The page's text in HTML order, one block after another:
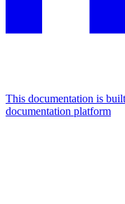
This documentation is
documentation platform